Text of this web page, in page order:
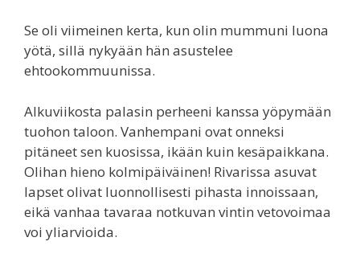
Se oli viimeinen kerta, kun olin mummuni luona
yötä, sillä nykyään hän asustelee
ehtookommuunissa.
Alkuviikosta palasin perheeni kanssa yöpymään
tuohon taloon. Vanhempani ovat onneksi
pitäneet sen kuosissa, ikään kuin kesäpaikkana.
Olihan hieno kolmipäiväinen! Rivarissa asuvat
lapset olivat luonnollisesti pihasta innoissaan,
eikä vanhaa tavaraa notkuvan vintin vetovoimaa
voi yliarvioida.